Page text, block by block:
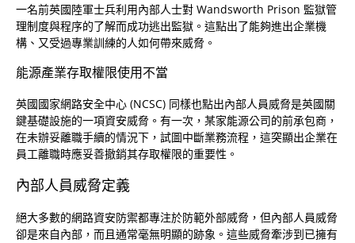
一名前英國陸軍士兵利用內部人士對 Wandsworth Prison 監獄管
理制度與程序的了解而成功逃出監獄。這點出了能夠進出企業機
構、又受過專業訓練的人如何帶來威脅。
能源產業存取權限使用不當
英國國家網路安全中心 (NCSC) 同樣也點出內部人員威脅是英國關
鍵基礎設施的一項資安威脅。有一次，某家能源公司的前承包商，
在未辦妥離職手續的情況下，試圖中斷業務流程，這突顯出企業在
員工離職時應妥善撤銷其存取權限的重要性。
內部人員威脅定義
絕大多數的網路資安防禦都專注於防範外部威脅，但內部人員威脅
卻是來自內部，而且通常毫無明顯的跡象。這些威脅牽涉到已擁有